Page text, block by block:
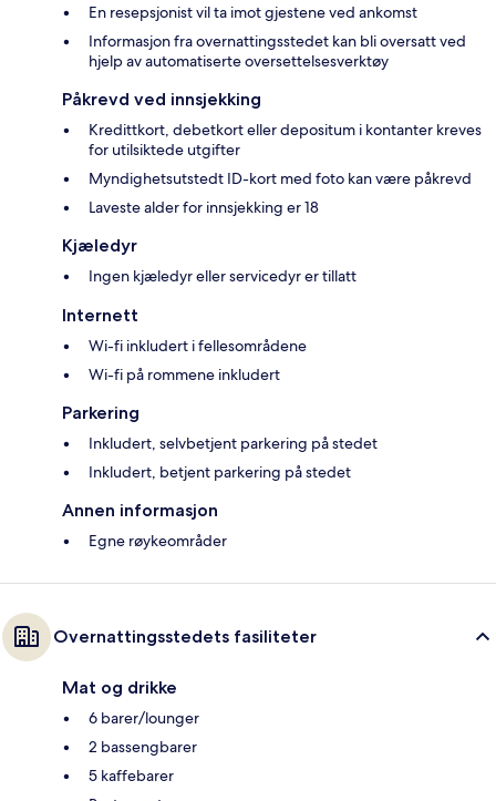
En resepsjonist vil ta imot gjestene ved ankomst
Informasjon fra overnattingsstedet kan bli oversatt ved
hjelp av automatiserte oversettelsesverktøy
Påkrevd ved innsjekking
Kredittkort, debetkort eller depositum i kontanter kreves
for utilsiktede utgifter
Myndighetsutstedt ID-kort med foto kan være påkrevd
Laveste alder for innsjekking er 18
Kjæledyr
Ingen kjæledyr eller servicedyr er tillatt
Internett
Wi-fi inkludert i fellesområdene
Wi-fi på rommene inkludert
Parkering
Inkludert, selvbetjent parkering på stedet
Inkludert, betjent parkering på stedet
Annen informasjon
Egne røykeområder
Overnattingsstedets fasiliteter
Mat og drikke
6 barer/lounger
2 bassengbarer
5 kaffebarer